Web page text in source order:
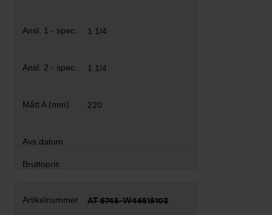
1 1/4
1 1/4
220
AT 5745-W46515103